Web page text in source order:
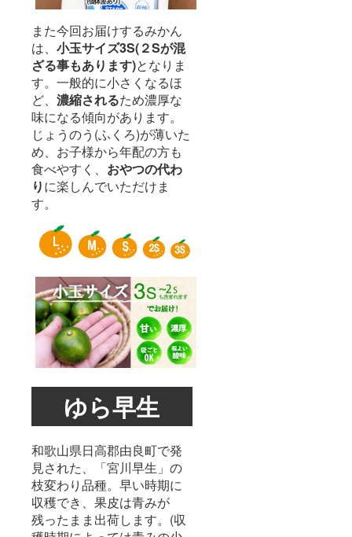
また今回お届けするみかん
は、 小玉サイズ3S(２Sが混
ざる事もあります)となりま
す。一般的に小さくなるほ
ど、 濃縮されるため濃厚な
味になる傾向があります。
じょうのう(ふくろ)が薄いた
め、お子様から年配の方も
食べやすく、 おやつの代わ
りに楽しんでいただけま
す。
ゆら早生
和歌山県日高郡由良町で発
見された、「宮川早生」の
枝変わり品種。早い時期に
収穫でき、果皮は青みが
残ったまま出荷します。(収